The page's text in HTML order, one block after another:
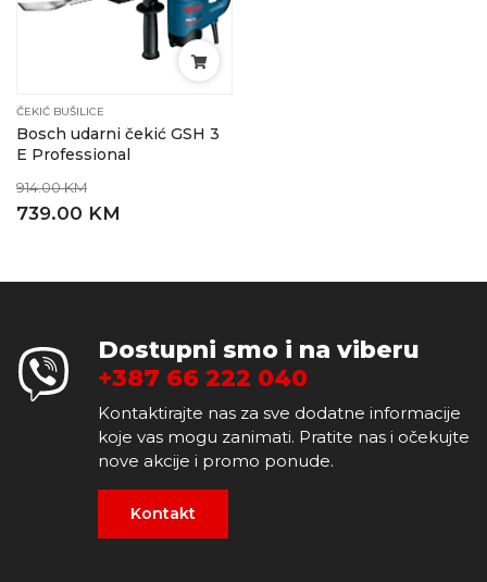
ČEKIĆ BUŠILICE
Bosch udarni čekić GSH 3
E Professional
914.00 KM
739.00 KM
Dostupni smo i na viberu
+387 66 222 040
Kontaktirajte nas za sve dodatne informacije
koje vas mogu zanimati. Pratite nas i očekujte
nove akcije i promo ponude.
Kontakt